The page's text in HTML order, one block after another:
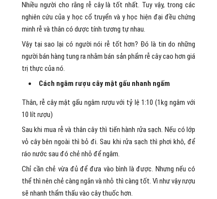
Nhiều người cho rằng rễ cây là tốt nhất. Tuy vậy, trong các
nghiên cứu của y học cổ truyển và y học hiện đại đều chứng
minh rễ và thân có dược tính tương tự nhau.
Vậy tại sao lại có người nói rễ tốt hơn? Đó là tin do những
người bán hàng tung ra nhằm bán sản phẩm rễ cây cao hơn giá
trị thực của nó.
Cách ngâm rượu cây mật gấu nhanh ngấm
Thân, rễ cây mật gấu ngâm rượu với tỷ lệ 1:10 (1kg ngâm với
10 lít rượu)
Sau khi mua rễ và thân cây thì tiến hành rửa sạch. Nếu có lớp
vỏ cây bên ngoài thì bỏ đi. Sau khi rửa sạch thì phơi khô, để
ráo nước sau đó chẻ nhỏ để ngâm.
Chỉ cần chẻ vừa đủ để đưa vào bình là được. Nhưng nếu có
thể thì nên chẻ càng ngắn và nhỏ thì càng tốt. Vì như vậy rượu
sẽ nhanh thẩm thấu vào cây thuốc hơn.